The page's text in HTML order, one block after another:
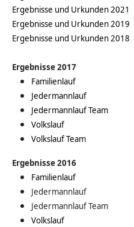
Ergebnisse und Urkunden 2021
Ergebnisse und Urkunden 2019
Ergebnisse und Urkunden 2018
Ergebnisse 2017
Familienlauf
Jedermannlauf
Jedermannlauf Team
Volkslauf
Volkslauf Team
Ergebnisse 2016
Familienlauf
Jedermannlauf
Jedermannlauf Team
Volkslauf